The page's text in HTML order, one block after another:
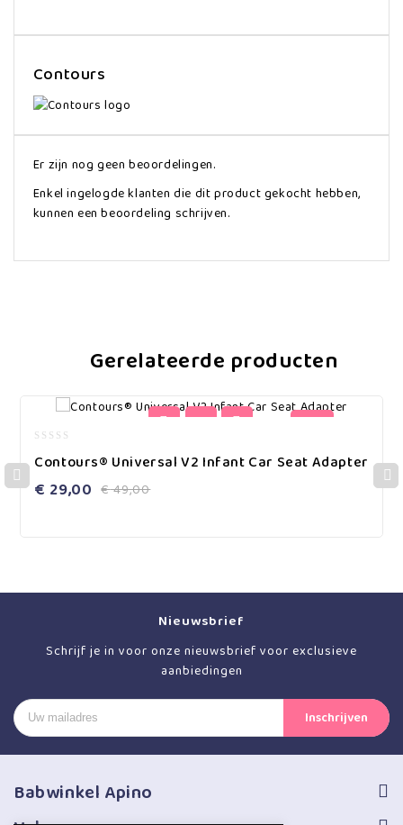
Contours
Er zijn nog geen beoordelingen.
Enkel ingelogde klanten die dit product gekocht hebben,
kunnen een beoordeling schrijven.
Gerelateerde producten
-41%
out
5
Contours® Universal V2 Infant Car Seat Adapter
€49,00
€ 29,00
Nieuwsbrief
Schrijf je in voor onze nieuwsbrief voor exclusieve
aanbiedingen
Babwinkel Apino